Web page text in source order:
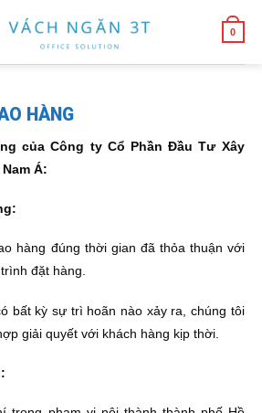
0
HÀNG
của Công ty Cổ Phần Đầu Tư Xây
Á:
hàng đúng thời gian đã thỏa thuận với
đặt hàng.
bất kỳ sự trì hoãn nào xảy ra, chúng tôi
giải quyết với khách hàng kịp thời.